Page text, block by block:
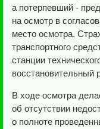
а потерпевший -
на осмотр в
место осмотра.
транспортного
станции
восстановительный
В ходе осмотра
об отсутствии
о полноте